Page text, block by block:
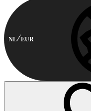
NL EUR